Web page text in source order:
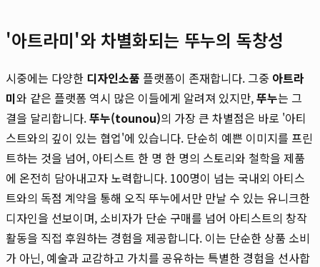
'아트라미'와 차별화되는 뚜누의 독창성
시중에는 다양한 디자인소품 플랫폼이 존재합니다. 그중 아트라
미와 같은 플랫폼 역시 많은 이들에게 알려져 있지만,뚜누는 그
결을 달리합니다.뚜누(tounou)의 가장 큰 차별점은 바로 '아티
스트와의 깊이 있는 협업'에 있습니다. 단순히 예쁜 이미지를 프린
트하는 것을 넘어, 아티스트 한 명 한 명의 스토리와 철학을 제품
에 온전히 담아내고자 노력합니다. 100명이 넘는 국내외 아티스
트와의 독점 계약을 통해 오직 뚜누에서만 만날 수 있는 유니크한
디자인을 선보이며, 소비자가 단순 구매를 넘어 아티스트의 창작
활동을 직접 후원하는 경험을 제공합니다. 이는 단순한 상품 소비
가 아닌, 예술과 교감하고 가치를 공유하는 특별한 경험을 선사합